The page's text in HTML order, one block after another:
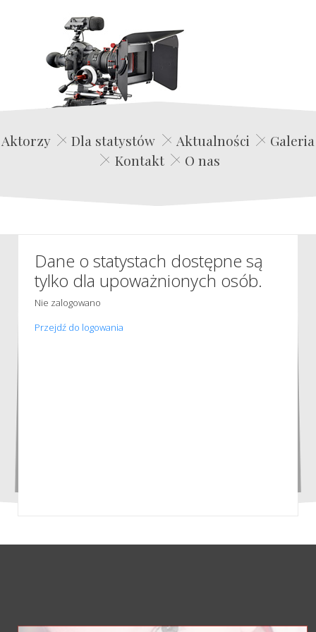
Edwin Film Agencja Aktorska
Aktorzy Dla statystów Aktualności
Galeria
Kontakt
O nas
Dane o statystach dostępne są
tylko dla upoważnionych osób.
Nie zalogowano
Przejdź do logowania